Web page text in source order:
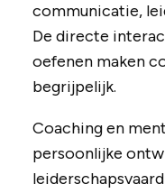
communicatie,
De directe
oefenen maken
begrijpelijk.
Coaching en
persoonlijke